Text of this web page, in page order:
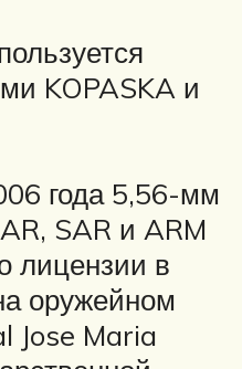
KOPASKA и
года 5,56-мм
SAR и ARM
лицензии в
оружейном
Jose Maria